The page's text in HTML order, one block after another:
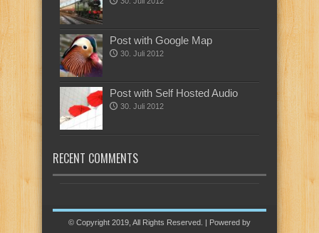
Post with Google Map
30. Juli 2012
Post with Self Hosted Audio
30. Juli 2012
RECENT COMMENTS
© Copyright 2019, All Rights Reserved. | Powered by